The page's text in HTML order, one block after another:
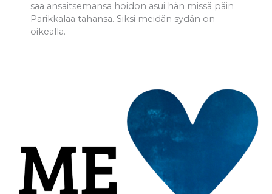
saa ansaitsemansa hoidon asui hän missä päin
Parikkalaa tahansa. Siksi meidän sydän on
oikealla.